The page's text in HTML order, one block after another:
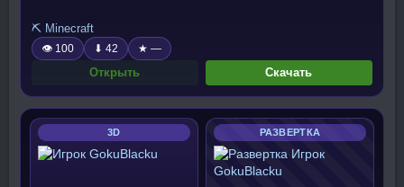
⛏️ Minecraft
👁 100 ⬇ 42 ★ —
Открыть Скачать
3D РАЗВЕРТКА